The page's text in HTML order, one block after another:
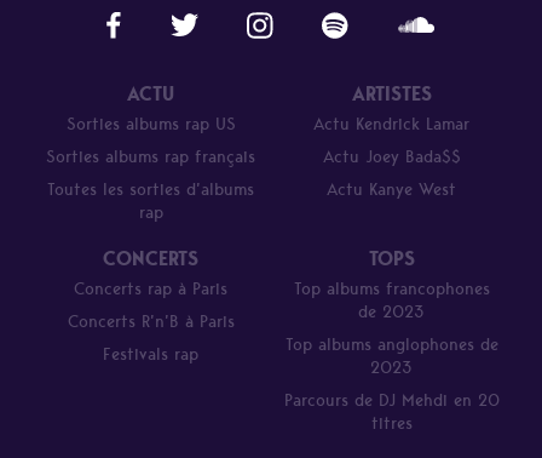
ACTU
Sorties albums rap US
Sorties albums rap français
Toutes les sorties d’albums
rap
ARTISTES
Actu Kendrick Lamar
Actu Joey Bada$$
Actu Kanye West
CONCERTS
Concerts rap à Paris
Concerts R’n’B à Paris
Festivals rap
TOPS
Top albums francophones
de 2023
Top albums anglophones de
2023
Parcours de DJ Mehdi en 20
titres